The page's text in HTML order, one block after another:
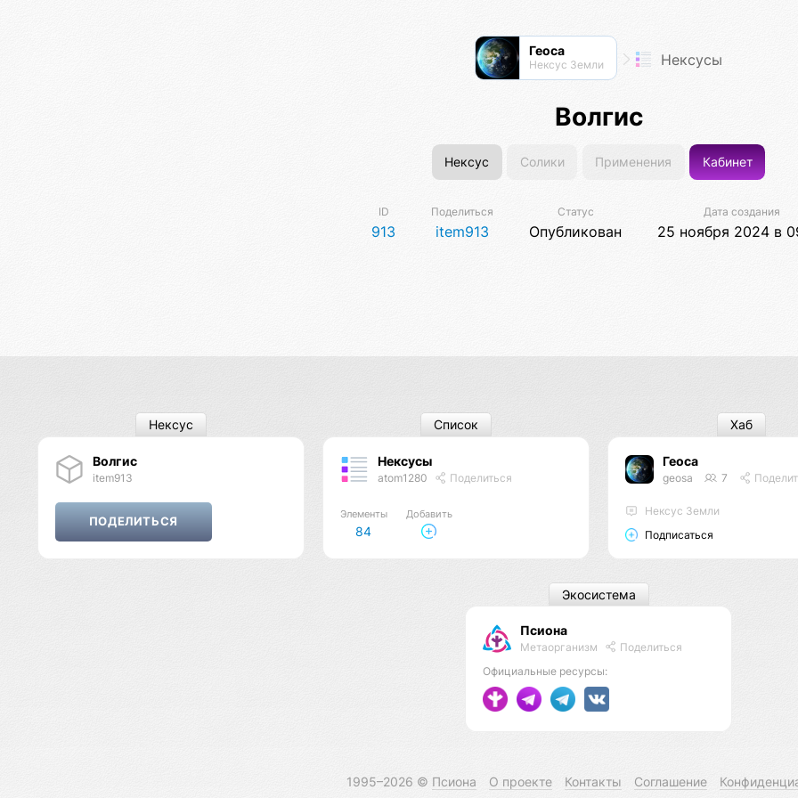
Геоса
Нексус Земли Нексусы
Волгис
Нексус Солики Применения Кабинет
ID
913
Поделиться
item913
Статус
Опубликован
Дата создания
25 ноября 2024 в
Волгис
item913
Нексус
Нексусы
atom1280 Поделиться
Элементы
84
Добавить
Список
Геоса
geosa 7
Нексус Земли
Подписаться
Хаб
Псиона
Метаорганизм
Поделиться
Официальные ресурсы:
Экосистема
1995–2026 © Псиона О проекте Контакты Соглашение